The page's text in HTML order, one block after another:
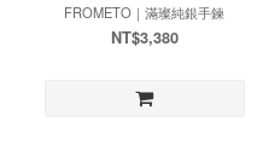
FROMETO｜滿璨純銀手鍊
NT$3,380